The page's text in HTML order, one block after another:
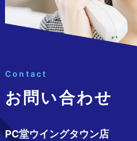
Contact
お問い合わせ
PC堂ウイングタウン店